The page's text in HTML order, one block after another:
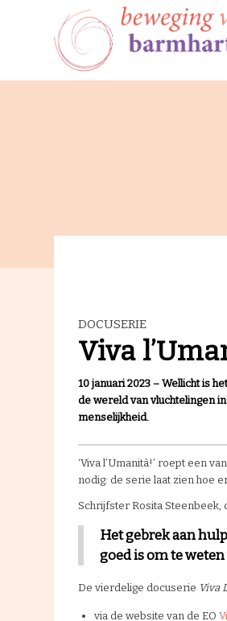
DOCUSERIE
Viva
10 januari 2023 – Wellicht is
de wereld van vluchtelingen
menselijkheid.
‘Viva l’Umanità!’ roept een
nodig: de serie laat zien hoe
Schrijfster Rosita Steenbeek,
Het gebrek aan
goed is om te
De vierdelige docuserie Viva
via de website van de EO